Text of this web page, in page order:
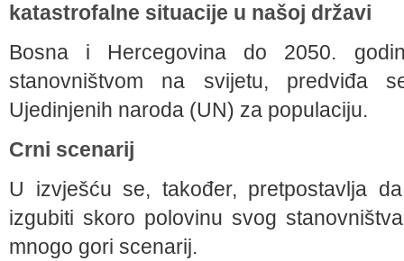
katastrofalne situacije u našoj državi
Bosna i Hercegovina do 2050.
stanovništvom na svijetu, predviđa
Ujedinjenih naroda (UN) za populaciju.
Crni scenarij
U izvješću se, također, pretpostavlja
izgubiti skoro polovinu svog
mnogo gori scenarij.